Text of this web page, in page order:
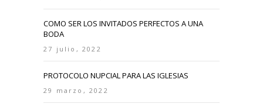
COMO SER LOS INVITADOS PERFECTOS A UNA
BODA
27 julio, 2022
PROTOCOLO NUPCIAL PARA LAS IGLESIAS
29 marzo, 2022